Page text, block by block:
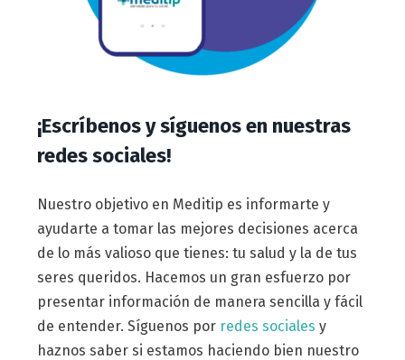
¡Escríbenos y síguenos en nuestras
redes sociales!
Nuestro objetivo en Meditip es informarte y
ayudarte a tomar las mejores decisiones acerca
de lo más valioso que tienes: tu salud y la de tus
seres queridos. Hacemos un gran esfuerzo por
presentar información de manera sencilla y fácil
de entender. Síguenos por redes sociales y
haznos saber si estamos haciendo bien nuestro